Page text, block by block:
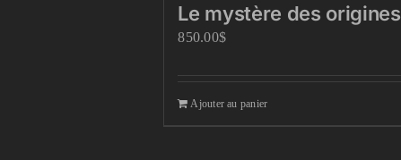
Le mystère des origines
850.00$
Ajouter au panier